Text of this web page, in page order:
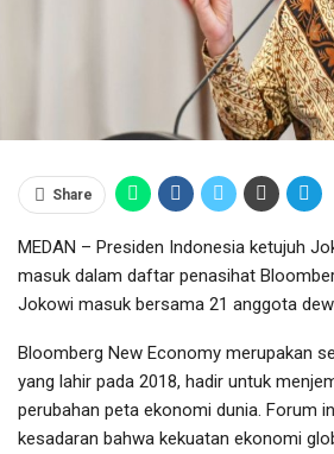
Share
MEDAN – Presiden Indonesia ketujuh
masuk dalam daftar penasihat
Jokowi masuk bersama 21 anggota
Bloomberg New Economy merupakan
yang lahir pada 2018, hadir untuk
perubahan peta ekonomi dunia. Forum
kesadaran bahwa kekuatan ekonomi